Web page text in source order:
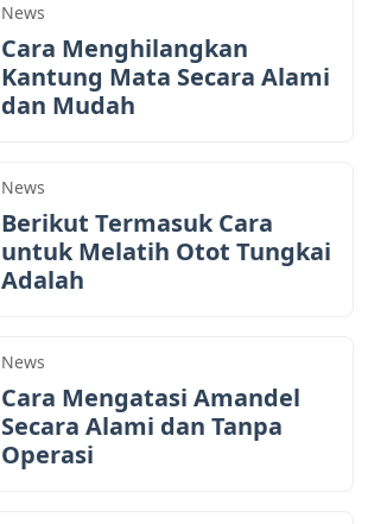
News
Cara Menghilangkan
Kantung Mata Secara Alami
dan Mudah
News
Berikut Termasuk Cara
untuk Melatih Otot Tungkai
Adalah
News
Cara Mengatasi Amandel
Secara Alami dan Tanpa
Operasi